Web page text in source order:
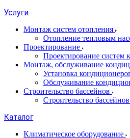
Услуги
Монтаж систем отопления
Отопление тепловым
Проектирование
Проектирование систем
Монтаж, обслуживание
Установка
Обслуживание
Строительство бассейнов
Строительство
Каталог
Климатическое оборудование